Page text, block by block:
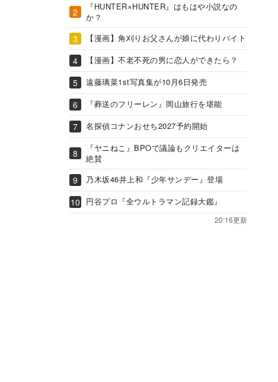
『HUNTER×HUNTER』はもはや小説なの
か？
【漫画】角刈りお父さんが娘に代わりバイト
【漫画】不老不死の男に恋人ができたら？
遠藤璃菜1st写真集が10月6日発売
『葬送のフリーレン』岡山旅行を堪能
名探偵コナンおせち2027予約開始
『ヤニねこ』BPOで議論もクリエイターは
絶賛
乃木坂46井上和『少年サンデー』登場
円谷プロ『全ウルトラマン記録大鑑』
20:16更新